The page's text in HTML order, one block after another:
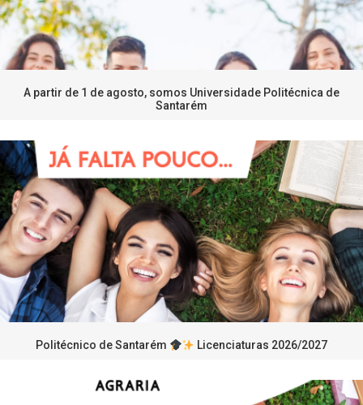
A partir de 1 de agosto, somos Universidade Politécnica de
Santarém
Politécnico de Santarém Licenciaturas 2026/2027